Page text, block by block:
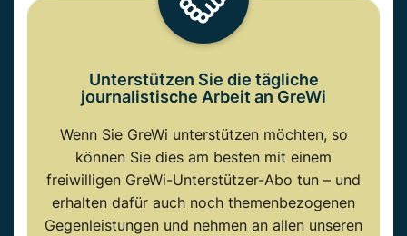
Unterstützen Sie die tägliche
journalistische Arbeit an GreWi
Wenn Sie GreWi unterstützen möchten, so
können Sie dies am besten mit einem
freiwilligen GreWi-Unterstützer-Abo tun – und
erhalten dafür auch noch themenbezogenen
Gegenleistungen und nehmen an allen unseren